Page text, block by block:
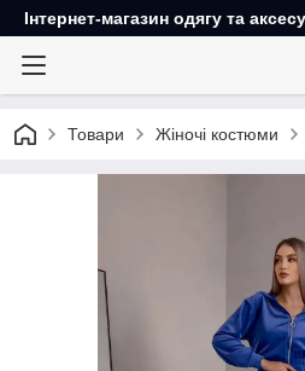
Інтернет-магазин одягу та
Товари Жіночі костюми